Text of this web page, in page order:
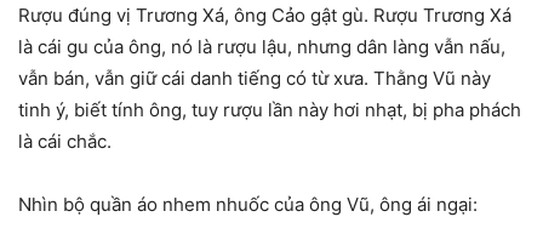
Rượu đúng vị Trương Xá, ông Cảo gật gù. Rượu Trương Xá
là cái gu của ông, nó là rượu lậu, nhưng dân làng vẫn nấu,
vẫn bán, vẫn giữ cái danh tiếng có từ xưa. Thằng Vũ này
tinh ý, biết tính ông, tuy rượu lần này hơi nhạt, bị pha phách
là cái chắc.
Nhìn bộ quần áo nhem nhuốc của ông Vũ, ông ái ngại: